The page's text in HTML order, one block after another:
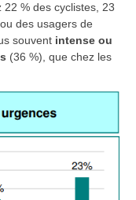
22 % des cyclistes, 23
des usagers de
souvent intense ou
(36 %), que chez les